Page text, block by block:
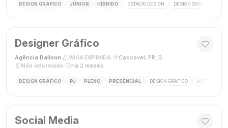
DESIGN GRÁFICO JÚNIOR HÍBRIDO ESTÁGIO DESIGN DESIGN GRÁFICO
Designer Gráfico
Agência Balloon VAGA EXPIRADA Cascavel, PR, Brasil
Não informado
há 2 meses
DESIGN GRÁFICO PJ PLENO PRESENCIAL DESIGN GRÁFICO ADOBE
Social Media